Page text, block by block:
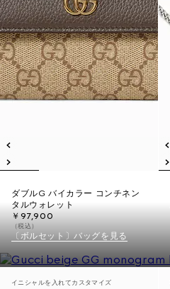
ダブルG バイカラー コンチネン
タルウォレット
￥97,900
（税込）
〔ボルセット〕バッグを見る
イニシャルを入れてカスタマイズ